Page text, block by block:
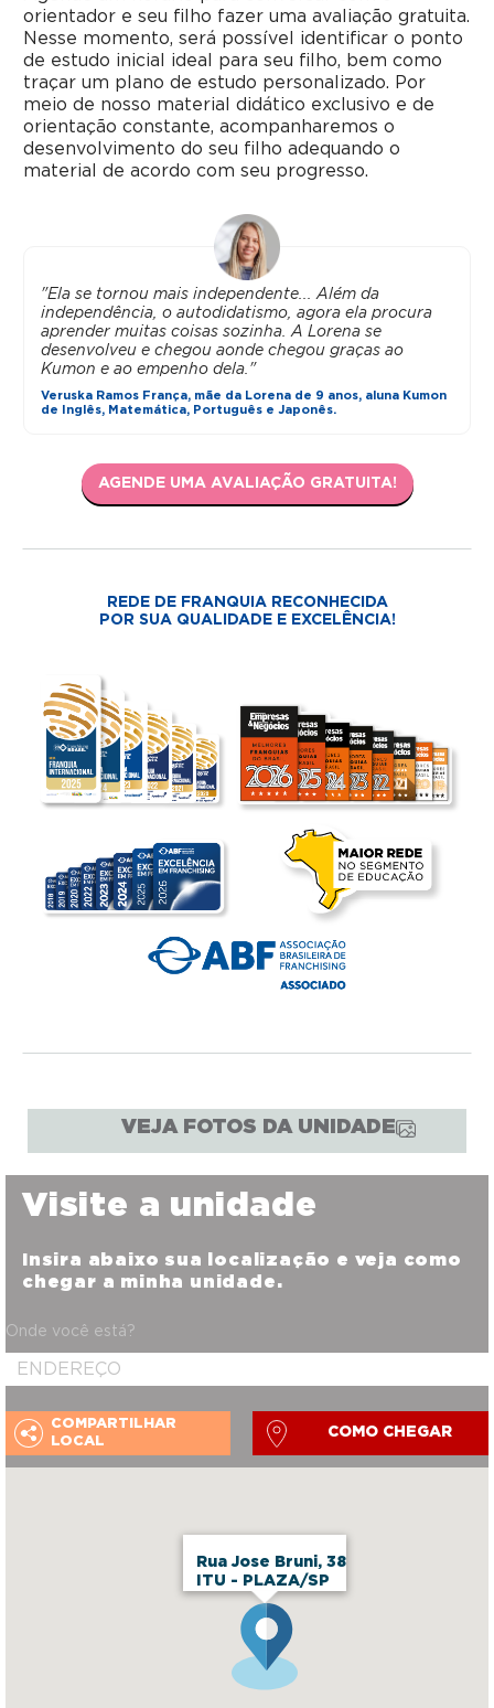
orientador e seu filho fazer uma avaliação gratuita.
Nesse momento, será possível identificar o ponto
de estudo inicial ideal para seu filho, bem como
traçar um plano de estudo personalizado. Por
meio de nosso material didático exclusivo e de
orientação constante, acompanharemos o
desenvolvimento do seu filho adequando o
material de acordo com seu progresso.
"Ela se tornou mais independente... Além da
independência, o autodidatismo, agora ela procura
aprender muitas coisas sozinha. A Lorena se
desenvolveu e chegou aonde chegou graças ao
Kumon e ao empenho dela."
Veruska Ramos França, mãe da Lorena de 9 anos, aluna Kumon
de Inglês, Matemática, Português e Japonês.
AGENDE UMA AVALIAÇÃO GRATUITA!
REDE DE FRANQUIA RECONHECIDA
POR SUA QUALIDADE E EXCELÊNCIA!
VEJA FOTOS DA UNIDADE
Rua Jose Bruni, 38
ITU - PLAZA/SP
Visite a unidade
Insira abaixo sua localização e veja como
chegar a minha unidade.
Onde você está?
COMPARTILHAR
LOCAL
COMO CHEGAR